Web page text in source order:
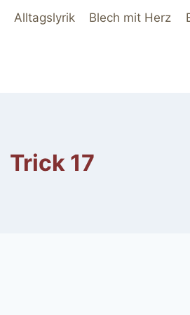
Alltagslyrik Blech mit Herz
Trick 17